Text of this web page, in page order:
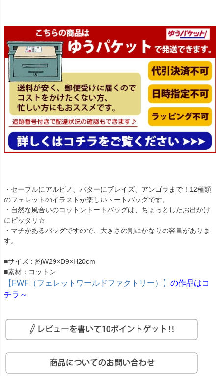
・セーブルにアルビノ、バターにブレイズ、アンゴラまで！12種類
のフェレットのイラストが楽しいトートバッグです。
・自然な風合いのコットントートバッグは、ちょっとしたお出かけ
にピッタリ☆
・マチがあるバッグですので、大きさの割にかなりの容量がありま
す。
■サイズ：約W29×D9×H20cm
■素材：コットン
【FWF（フェレットワールドファクトリー）】 の作品はコ
チラ～